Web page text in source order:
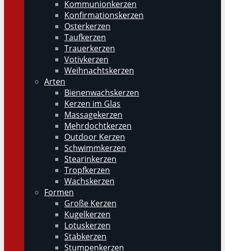
Kommunionkerzen
Konfirmationskerzen
Osterkerzen
Taufkerzen
Trauerkerzen
Votivkerzen
Weihnachtskerzen
Arten
Bienenwachskerzen
Kerzen im Glas
Massagekerzen
Mehrdochtkerzen
Outdoor Kerzen
Schwimmkerzen
Stearinkerzen
Tropfkerzen
Wachskerzen
Formen
Große Kerzen
Kugelkerzen
Lotuskerzen
Stabkerzen
Stumpenkerzen